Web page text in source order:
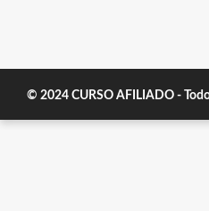
© 2024 CURSO AFILIADO -